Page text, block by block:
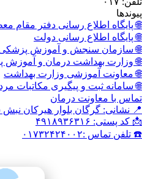
رسانی دفتر مقام معظم رهبری
رسانی دولت
و آموزش پزشکی
درمان و آموزش پزشکی
وزارت بهداشت
و پیگیری مکاتبات مردمی
درمان
بلوار هیرکان نبش سایت اداری